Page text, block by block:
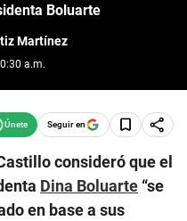
Boluarte
Martínez
a.m.
Seguir en
consideró que el
Dina Boluarte “se
en base a sus